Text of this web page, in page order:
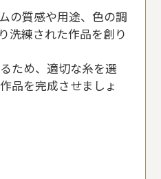
の質感や用途、色の調
洗練された作品を創り
ため、適切な糸を選
品を完成させましょ